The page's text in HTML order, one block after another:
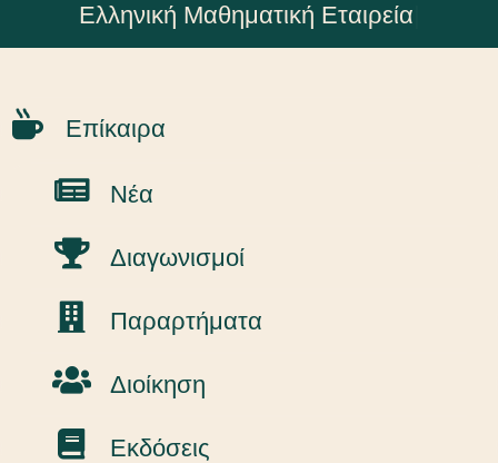
Ελληνική Μαθηματική Εταιρεία
Επίκαιρα
Νέα
Διαγωνισμοί
Παραρτήματα
Διοίκηση
Εκδόσεις